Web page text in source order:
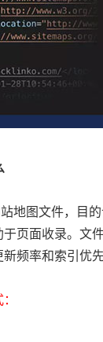
地图文件，目
页面收录。文
频率和索引优先